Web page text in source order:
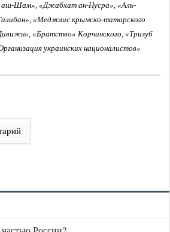
Шам», «Джабхат ан-Нусра», «Аль-
«Меджлис крымско-татарского
«Братство» Корчинского, «Тризуб
украинских националистов»